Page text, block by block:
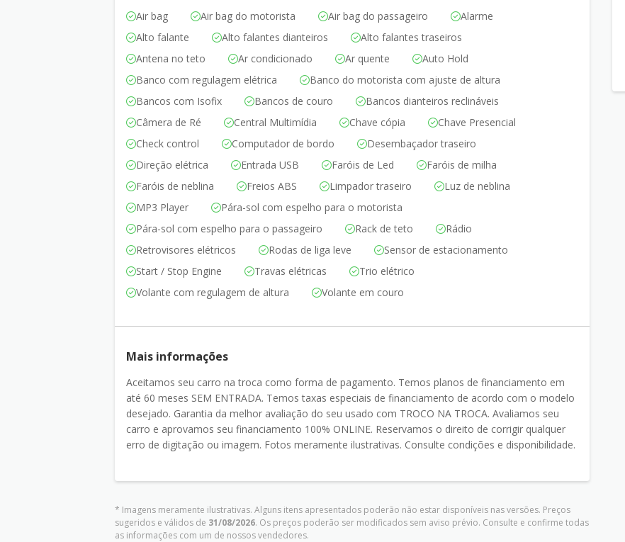
Air bag Air bag do motorista Air bag do passageiro
Alarme
Alto falante
Alto falantes dianteiros
Alto falantes traseiros
Antena no teto
Ar condicionado Ar quente
Auto Hold
Banco com regulagem elétrica
Banco do motorista com ajuste de altura
Bancos com Isofix
Bancos de couro
Bancos dianteiros reclináveis
Câmera de Ré
Central Multimídia Chave cópia
Chave Presencial
Check control
Computador de bordo
Desembaçador traseiro
Direção elétrica
Entrada USB Faróis de Led
Faróis de milha
Faróis de neblina
Freios ABS Limpador traseiro
Luz de neblina
MP3 Player
Pára-sol com espelho para o motorista
Pára-sol com espelho para o passageiro
Rack de teto
Rádio
Retrovisores elétricos
Rodas de liga leve
Sensor de estacionamento
Start / Stop Engine
Travas elétricas
Trio elétrico
Volante com regulagem de altura
Volante em couro
Mais informações
Aceitamos seu carro na troca como forma de pagamento. Temos planos de financiamento em
até 60 meses SEM ENTRADA. Temos taxas especiais de financiamento de acordo com o modelo
desejado. Garantia da melhor avaliação do seu usado com TROCO NA TROCA. Avaliamos seu
carro e aprovamos seu financiamento 100% ONLINE. Reservamos o direito de corrigir qualquer
erro de digitação ou imagem. Fotos meramente ilustrativas. Consulte condições e disponibilidade.
* Imagens meramente ilustrativas. Alguns itens apresentados poderão não estar disponíveis nas versões. Preços
sugeridos e válidos de 31/08/2026. Os preços poderão ser modificados sem aviso prévio. Consulte e confirme todas
as informações com um de nossos vendedores.